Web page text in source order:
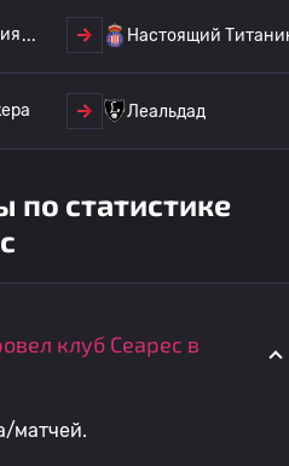
Настоящий
Леальдад
по статистике
клуб Сеарес в
матчей.